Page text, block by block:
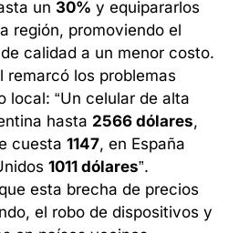
un 30% y equipararlos
región, promoviendo el
calidad a un menor costo.
remarcó los problemas
local: “Un celular de alta
hasta 2566 dólares,
cuesta1147, en España
1011 dólares”.
esta brecha de precios
el robo de dispositivos y